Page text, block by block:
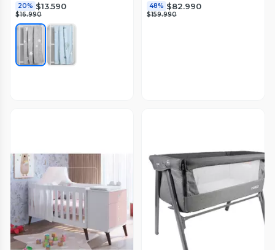
20% $13.590
$16.990
48% $82.990
$159.990